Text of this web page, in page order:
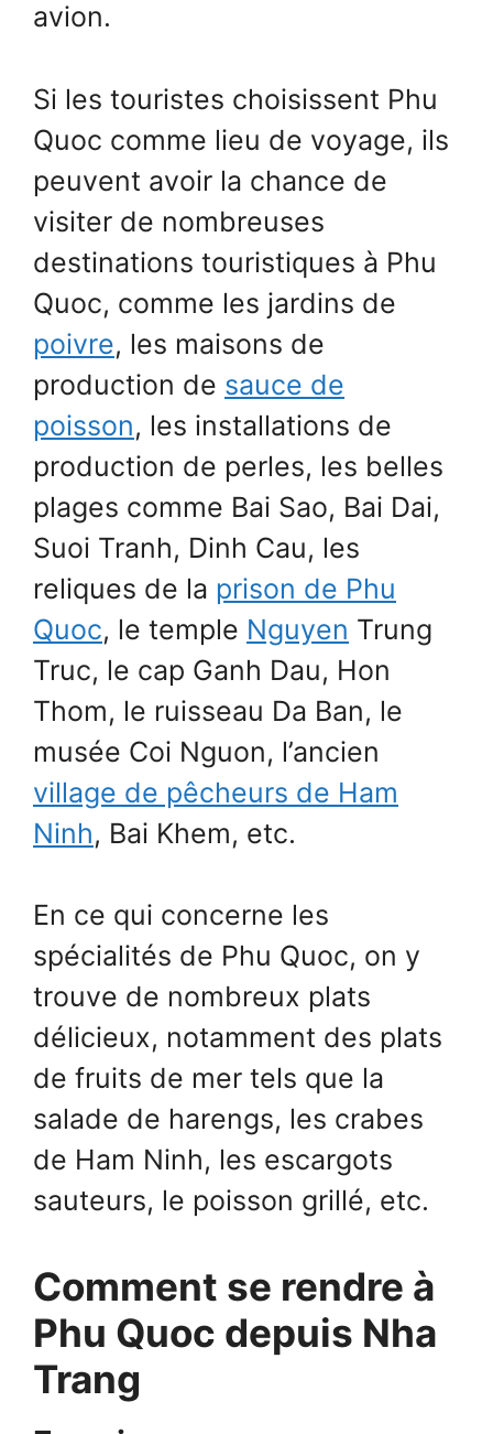
avion.
Si les touristes choisissent Phu
Quoc comme lieu de voyage, ils
peuvent avoir la chance de
visiter de nombreuses
destinations touristiques à Phu
Quoc, comme les jardins de
poivre, les maisons de
production de sauce de
poisson, les installations de
production de perles, les belles
plages comme Bai Sao, Bai Dai,
Suoi Tranh, Dinh Cau, les
reliques de la prison de Phu
Quoc, le temple Nguyen Trung
Truc, le cap Ganh Dau, Hon
Thom, le ruisseau Da Ban, le
musée Coi Nguon, l’ancien
village de pêcheurs de Ham
Ninh, Bai Khem, etc.
En ce qui concerne les
spécialités de Phu Quoc, on y
trouve de nombreux plats
délicieux, notamment des plats
de fruits de mer tels que la
salade de harengs, les crabes
de Ham Ninh, les escargots
sauteurs, le poisson grillé, etc.
Comment se rendre à
Phu Quoc depuis Nha
Trang